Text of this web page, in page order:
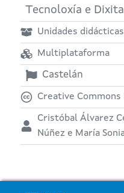
Tecnoloxía e
Unidades didácticas
Multiplataforma
Castelán
Creative Commons
Cristóbal Álvarez
Núñez e María